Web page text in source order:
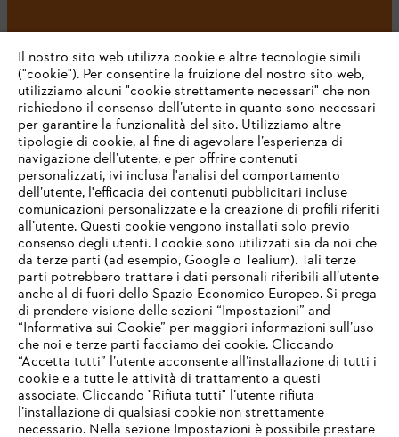
#STIHL
L’azienda
STIHL FAQ
Service
IHR BROWSER WIRD NICHT
UNTERSTÜTZT
Sie nutzen einen Browser, den wir noch nicht unterstützen. Für
Il nostro sito web utilizza cookie e altre tecnologie simili
("cookie"). Per consentire la fruizione del nostro sito web,
utilizziamo alcuni "cookie strettamente necessari" che non
richiedono il consenso dell’utente in quanto sono necessari
per garantire la funzionalità del sito. Utilizziamo altre
tipologie di cookie, al fine di agevolare l’esperienza di
navigazione dell’utente, e per offrire contenuti
personalizzati, ivi inclusa l'analisi del comportamento
dell’utente, l'efficacia dei contenuti pubblicitari incluse
comunicazioni personalizzate e la creazione di profili riferiti
all’utente. Questi cookie vengono installati solo previo
consenso degli utenti. I cookie sono utilizzati sia da noi che
da terze parti (ad esempio, Google o Tealium). Tali terze
parti potrebbero trattare i dati personali riferibili all’utente
anche al di fuori dello Spazio Economico Europeo. Si prega
di prendere visione delle sezioni “Impostazioni” and
“Informativa sui Cookie” per maggiori informazioni sull’uso
che noi e terze parti facciamo dei cookie. Cliccando
“Accetta tutti” l’utente acconsente all’installazione di tutti i
cookie e a tutte le attività di trattamento a questi
associate. Cliccando "Rifiuta tutti" l’utente rifiuta
l’installazione di qualsiasi cookie non strettamente
necessario. Nella sezione Impostazioni è possibile prestare